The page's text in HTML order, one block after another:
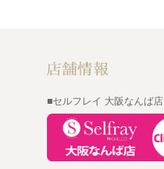
■セルフレイ 大阪なんば店